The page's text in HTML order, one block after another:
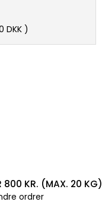
DKK )
800 KR. (MAX. 20 KG)
ordrer